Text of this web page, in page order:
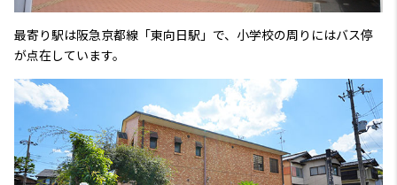
​最寄り駅は阪急京都線「東向日駅」で、小学校の周りにはバス停
が点在しています。